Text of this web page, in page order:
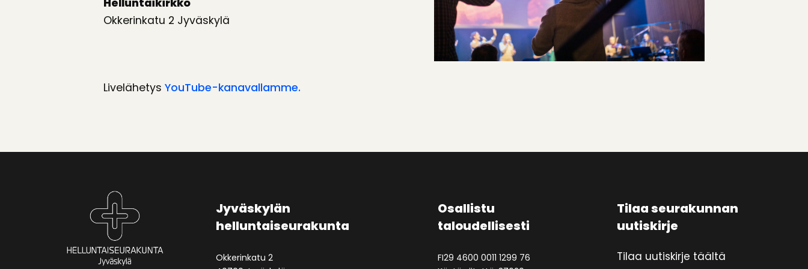
Okkerinkatu 2 Jyväskylä
Livelähetys YouTube-kanavallamme.
Jyväskylän
helluntaiseurakunta
Okkerinkatu 2
Osallistu
taloudellisesti
FI29 4600 0011 1299 76
Tilaa seurakunnan
uutiskirje
Tilaa uutiskirje täältä